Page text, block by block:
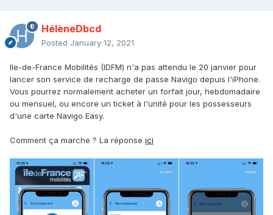
HélèneDbcd
Posted January 12, 2021
Ile-de-France Mobilités (IDFM) n'a pas attendu le 20 janvier pour
lancer son service de recharge de passe Navigo depuis l'iPhone.
Vous pourrez normalement acheter un forfait jour, hebdomadaire
ou mensuel, ou encore un ticket à l'unité pour les possesseurs
d'une carte Navigo Easy.
Comment ça marche ? La réponse ici